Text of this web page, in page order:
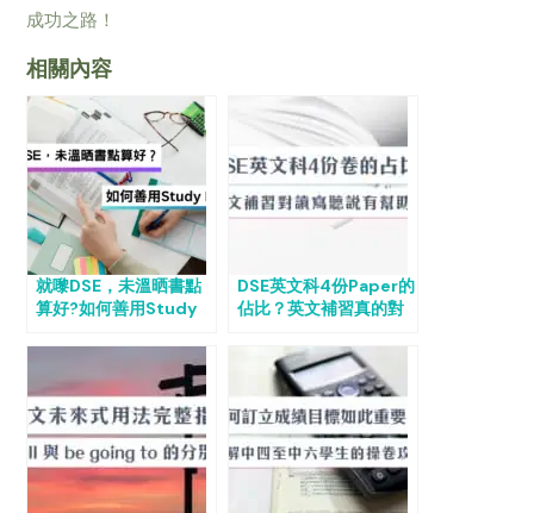
成功之路！
相關內容
就嚟DSE，未溫晒書點
算好?如何善用Study
DSE英文科4份Paper的
佔比？英文補習真的對
助嗎？